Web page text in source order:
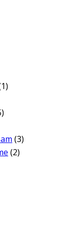
(3)
(2)